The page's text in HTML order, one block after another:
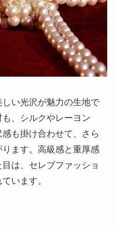
い光沢が魅力の生地で
、シルクやレーヨン
も掛け合わせて、さら
ます。高級感と重厚感
は、セレブファッショ
います。